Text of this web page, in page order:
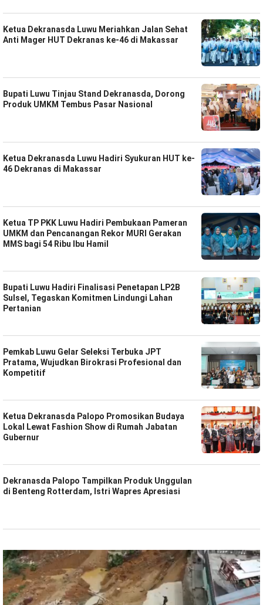
Ketua Dekranasda Luwu Meriahkan Jalan Sehat
Anti Mager HUT Dekranas ke-46 di Makassar
Bupati Luwu Tinjau Stand Dekranasda, Dorong
Produk UMKM Tembus Pasar Nasional
Ketua Dekranasda Luwu Hadiri Syukuran HUT ke-
46 Dekranas di Makassar
Ketua TP PKK Luwu Hadiri Pembukaan Pameran
UMKM dan Pencanangan Rekor MURI Gerakan
MMS bagi 54 Ribu Ibu Hamil
Bupati Luwu Hadiri Finalisasi Penetapan LP2B
Sulsel, Tegaskan Komitmen Lindungi Lahan
Pertanian
Pemkab Luwu Gelar Seleksi Terbuka JPT
Pratama, Wujudkan Birokrasi Profesional dan
Kompetitif
Ketua Dekranasda Palopo Promosikan Budaya
Lokal Lewat Fashion Show di Rumah Jabatan
Gubernur
Dekranasda Palopo Tampilkan Produk Unggulan
di Benteng Rotterdam, Istri Wapres Apresiasi
Pemutar
Video